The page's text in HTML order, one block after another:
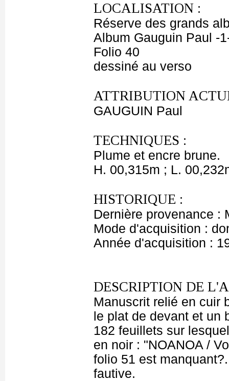
LOCALISATION :
Réserve des grands
Album Gauguin Paul -
Folio 40
dessiné au verso
ATTRIBUTION
GAUGUIN Paul
TECHNIQUES :
Plume et encre brune.
H. 00,315m ; L.
HISTORIQUE :
Dernière provenance :
Mode d'acquisition :
Année d'acquisition :
DESCRIPTION DE
Manuscrit relié en cuir
le plat de devant et un
182 feuillets sur
en noir : "NOANOA /
folio 51 est
fautive.